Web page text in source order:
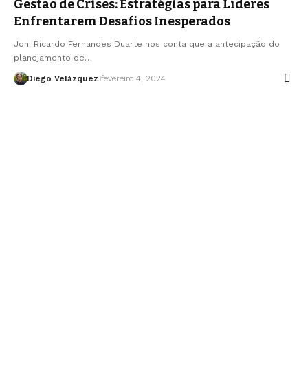
Gestão de Crises: Estratégias para Líderes
Enfrentarem Desafios Inesperados
Joni Ricardo Fernandes Duarte nos conta que a antecipação do
planejamento de…
Diego Velázquez fevereiro 4, 2024